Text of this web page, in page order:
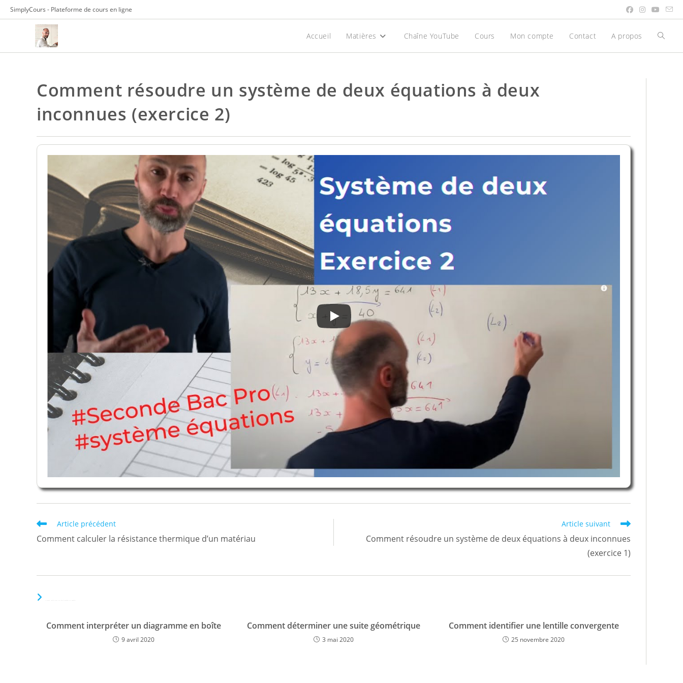
Skip
to
SimplyCours - Plateforme de cours en ligne
Accueil Matières Chaîne YouTube Cours Mon compte Contact A propos Toggle
Comment résoudre un système de deux équations à deux
inconnues (exercice 2)
Read
articles
Article précédent
Comment calculer la résistance thermique d’un matériau
Article suivant
Comment résoudre un système de deux équations à deux inconnues
(exercice 1)
Comment interpréter un diagramme en boîte
9 avril 2020
Comment déterminer une suite géométrique
3 mai 2020
Comment identifier une lentille convergente
25 novembre 2020